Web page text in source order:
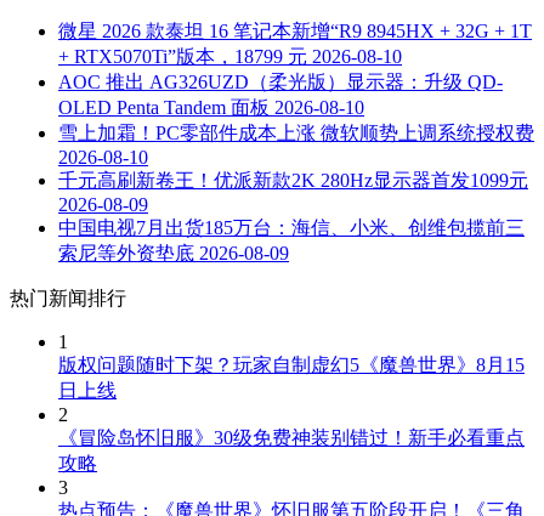
微星 2026 款泰坦 16 笔记本新增“R9 8945HX + 32G + 1T
+ RTX5070Ti”版本，18799 元 2026-08-10
AOC 推出 AG326UZD（柔光版）显示器：升级 QD-
OLED Penta Tandem 面板 2026-08-10
雪上加霜！PC零部件成本上涨 微软顺势上调系统授权费
2026-08-10
千元高刷新卷王！优派新款2K 280Hz显示器首发1099元
2026-08-09
中国电视7月出货185万台：海信、小米、创维包揽前三
索尼等外资垫底 2026-08-09
热门新闻排行
1
版权问题随时下架？玩家自制虚幻5《魔兽世界》8月15
日上线
2
《冒险岛怀旧服》30级免费神装别错过！新手必看重点
攻略
3
热点预告：《魔兽世界》怀旧服第五阶段开启！《三角